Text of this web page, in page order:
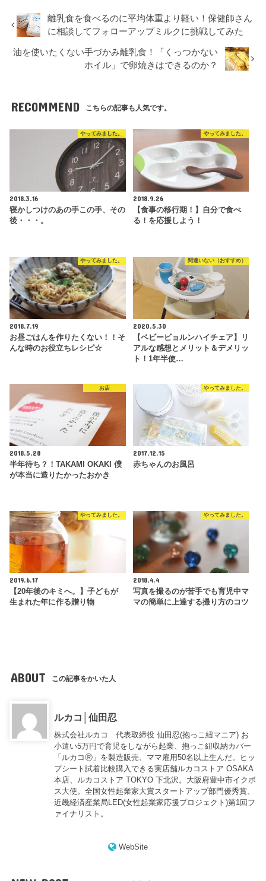
離乳食を食べるのに平均体重より軽い！保健師さん
に相談してフォローアップミルクに挑戦してみた
油を使いたくない手づかみ離乳食！「くっつかない
ホイル」で卵焼きはできるのか？
RECOMMEND こちらの記事も人気です。
やってみました。
2018.3.16
寝かしつけのあの手この手、その
後・・・。
やってみました。
2018.9.26
【食事の移行期！】自分で食べ
る！を応援しよう！
やってみました。
2018.7.19
お昼ごはんを作りたくない！！そ
んな時のお役立ちレシピ☆
間違いない（おすすめ）
2020.5.30
【ベビービョルンハイチェア】リ
アルな感想とメリット＆デメリッ
ト！1年半使…
お店
2018.5.28
半年待ち？！TAKAMI OKAKI 僕
が本当に造りたかったおかき
やってみました。
2017.12.15
赤ちゃんのお風呂
やってみました。
2019.6.17
【20年後のキミへ。】子どもが
生まれた年に作る贈り物
やってみました。
2018.4.4
写真を撮るのが苦手でも育児中マ
マの簡単に上達する撮り方のコツ
ABOUT この記事をかいた人
ルカコ│仙田忍
株式会社ルカコ 代表取締役 仙田忍(抱っこ紐マニア) お
小遣い5万円で育児をしながら起業、抱っこ紐収納カバー
「ルカコⓇ」を製造販売、ママ雇用50名以上生んだ。ヒッ
プシート試着比較購入できる実店舗ルカコストア OSAKA
本店、ルカコストア TOKYO 下北沢。大阪府豊中市イクボ
ス大使。全国女性起業家大賞スタートアップ部門優秀賞、
近畿経済産業局LED(女性起業家応援プロジェクト)第1回フ
ァイナリスト。
WebSite